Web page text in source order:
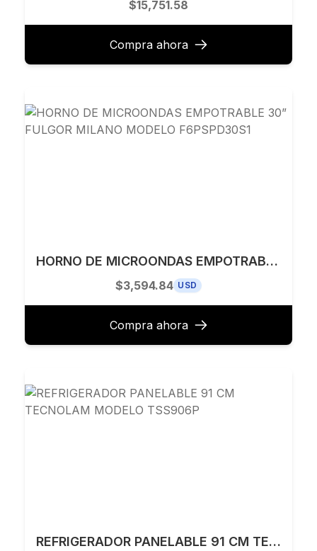
$15,751.58
Compra ahora
HORNO DE MICROONDAS EMPOTRABLE 30” FULGOR MILANO MODELO F6PSPD30S1
$3,594.84 USD
Compra ahora
REFRIGERADOR PANELABLE 91 CM TECNOLAM MODELO TSS906P